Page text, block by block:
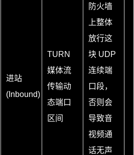
进站
(Inbound)
TURN
媒体流
传输动
态端口
区间
防火墙
上整体
放行这
块 UDP
连续端
口段，
否则会
导致音
视频通
话无声